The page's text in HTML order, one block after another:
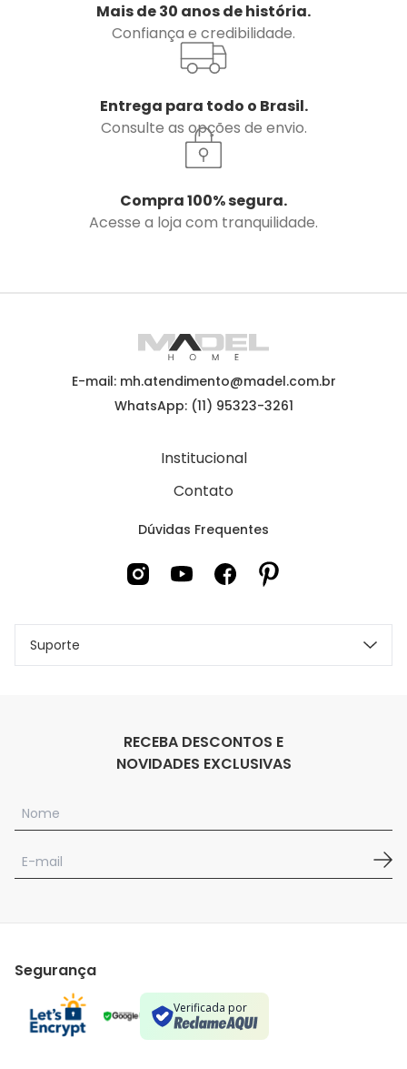
Mais de 30 anos de história.
Confiança e credibilidade.
Entrega para todo o Brasil.
Consulte as opções de envio.
Compra 100% segura.
Acesse a loja com tranquilidade.
E-mail: mh.atendimento@madel.com.br
WhatsApp: (11) 95323-3261
Institucional
Contato
Dúvidas Frequentes
Suporte
RECEBA DESCONTOS E
NOVIDADES EXCLUSIVAS
Segurança
Verificada por